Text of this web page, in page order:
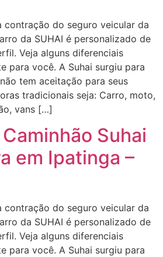
contração do seguro veicular da
da SUHAI é personalizado de
Veja alguns diferenciais
para você. A Suhai surgiu para
tem aceitação para seus
tradicionais seja: Carro, moto,
vans […]
Suhai
em Ipatinga –
contração do seguro veicular da
da SUHAI é personalizado de
Veja alguns diferenciais
para você. A Suhai surgiu para